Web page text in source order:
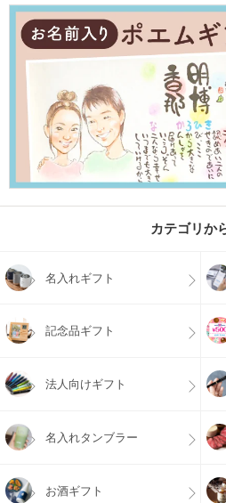
カテゴリか
名入れギフト
記念品ギフト
法人向けギフト
名入れタンブラー
お酒ギフト